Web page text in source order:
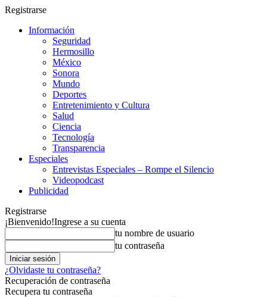
Registrarse
Información
Seguridad
Hermosillo
México
Sonora
Mundo
Deportes
Entretenimiento y Cultura
Salud
Ciencia
Tecnología
Transparencia
Especiales
Entrevistas Especiales – Rompe el Silencio
Videopodcast
Publicidad
Registrarse
¡Bienvenido!Ingrese a su cuenta
tu nombre de usuario
tu contraseña
¿Olvidaste tu contraseña?
Recuperación de contraseña
Recupera tu contraseña